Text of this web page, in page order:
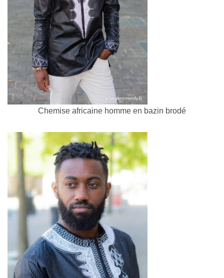
Chemise africaine homme en bazin brodé